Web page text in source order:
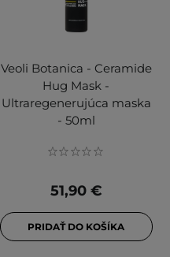
Veoli Botanica - Ceramide
Hug Mask -
Ultraregenerujúca maska
- 50ml
51,90 €
PRIDAŤ DO KOŠÍKA